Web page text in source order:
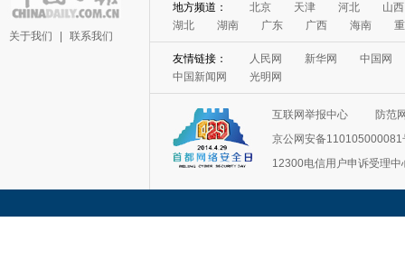
关于我们 联系我们
地方频道： 北京 天津 河北
山西
湖北
湖南 广东 广西 海南
友情链接： 人民网 新华网
中国网
中国新闻网
光明网
互联网举报中心
防范
京公网安备110105000081
12300电信用户申诉受理中